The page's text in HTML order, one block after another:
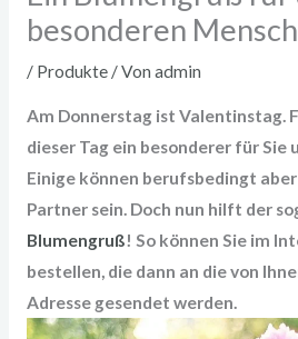
besonderen
/ Produkte/ Von admin
Am Donnerstag ist Valentinstag.
dieser Tag ein besonderer für Sie
Einige können berufsbedingt
Partner sein. Doch nun hilft der
Blumengruß! So können Sie im
bestellen, die dann an die von
Adresse gesendet werden.